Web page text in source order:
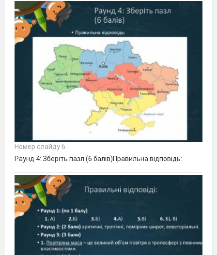
Номер слайду 6
Раунд 4: Зберіть пазл (6 балів)Правильна відповідь: